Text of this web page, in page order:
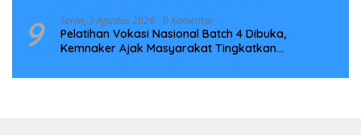
9 Senin, 3 Agustus 2026 0 Komentar
Pelatihan Vokasi Nasional Batch 4 Dibuka,
Kemnaker Ajak Masyarakat Tingkatkan